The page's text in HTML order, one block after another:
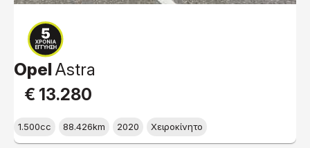
OpelAstra
€ 13.280
1.500cc 88.426km 2020 Χειροκίνητο